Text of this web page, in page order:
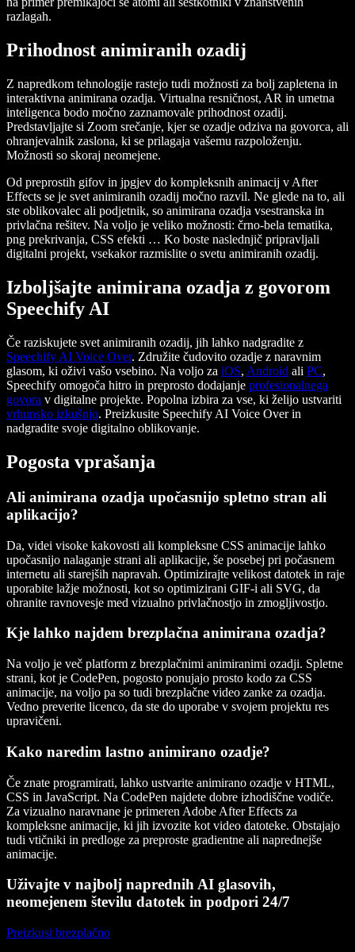
razlagah.
Prihodnost animiranih ozadij
Z napredkom tehnologije rastejo tudi možnosti za bolj zapletena in
interaktivna animirana ozadja. Virtualna resničnost, AR in umetna
inteligenca bodo močno zaznamovale prihodnost ozadij.
Predstavljajte si Zoom srečanje, kjer se ozadje odziva na govorca, ali
ohranjevalnik zaslona, ki se prilagaja vašemu razpoloženju.
Možnosti so skoraj neomejene.
Od preprostih gifov in jpgjev do kompleksnih animacij v After
Effects se je svet animiranih ozadij močno razvil. Ne glede na to, ali
ste oblikovalec ali podjetnik, so animirana ozadja vsestranska in
privlačna rešitev. Na voljo je veliko možnosti: črno-bela tematika,
png prekrivanja, CSS efekti … Ko boste naslednjič pripravljali
digitalni projekt, vsekakor razmislite o svetu animiranih ozadij.
Izboljšajte animirana ozadja z govorom
Speechify AI
Če raziskujete svet animiranih ozadij, jih lahko nadgradite z
Speechify AI Voice Over. Združite čudovito ozadje z naravnim
glasom, ki oživi vašo vsebino. Na voljo za iOS, Android ali PC,
Speechify omogoča hitro in preprosto dodajanje profesionalnega
govora v digitalne projekte. Popolna izbira za vse, ki želijo ustvariti
vrhunsko izkušnjo. Preizkusite Speechify AI Voice Over in
nadgradite svoje digitalno oblikovanje.
Pogosta vprašanja
Ali animirana ozadja upočasnijo spletno stran ali
aplikacijo?
Da, videi visoke kakovosti ali kompleksne CSS animacije lahko
upočasnijo nalaganje strani ali aplikacije, še posebej pri počasnem
internetu ali starejših napravah. Optimizirajte velikost datotek in raje
uporabite lažje možnosti, kot so optimizirani GIF-i ali SVG, da
ohranite ravnovesje med vizualno privlačnostjo in zmogljivostjo.
Kje lahko najdem brezplačna animirana ozadja?
Na voljo je več platform z brezplačnimi animiranimi ozadji. Spletne
strani, kot je CodePen, pogosto ponujajo prosto kodo za CSS
animacije, na voljo pa so tudi brezplačne video zanke za ozadja.
Vedno preverite licenco, da ste do uporabe v svojem projektu res
upravičeni.
Kako naredim lastno animirano ozadje?
Če znate programirati, lahko ustvarite animirano ozadje v HTML,
CSS in JavaScript. Na CodePen najdete dobre izhodiščne vodiče.
Za vizualno naravnane je primeren Adobe After Effects za
kompleksne animacije, ki jih izvozite kot video datoteke. Obstajajo
tudi vtičniki in predloge za preproste gradientne ali naprednejše
animacije.
Uživajte v najbolj naprednih AI glasovih,
neomejenem številu datotek in podpori 24/7
Preizkusi brezplačno